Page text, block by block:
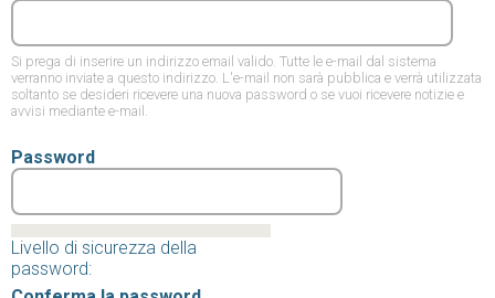
Si prega di inserire un indirizzo email valido. Tutte le e-mail dal sistema
verranno inviate a questo indirizzo. L'e-mail non sarà pubblica e verrà utilizzata
soltanto se desideri ricevere una nuova password o se vuoi ricevere notizie e
avvisi mediante e-mail.
Password
Livello di sicurezza della
password: